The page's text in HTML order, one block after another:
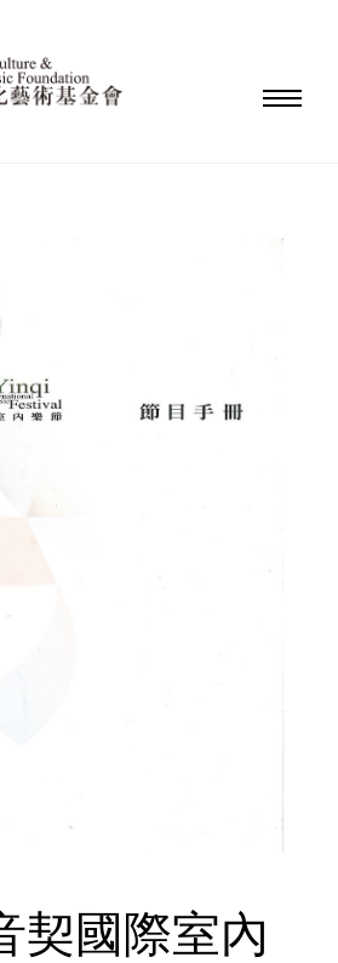
契國際室內